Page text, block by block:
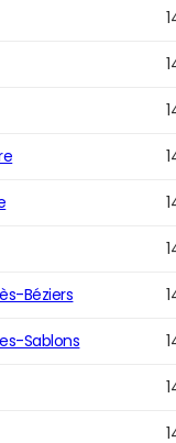
Béziers
Sablons